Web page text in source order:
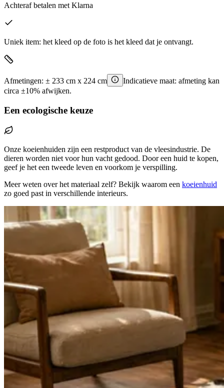
Achteraf betalen met Klarna
Uniek item: het kleed op de foto is het kleed dat je ontvangt.
Afmetingen: ± 233 cm x 224 cm
Indicatieve maat: afmeting kan
circa ±10% afwijken.
Een ecologische keuze
Onze koeienhuiden zijn een restproduct van de vleesindustrie. De
dieren worden niet voor hun vacht gedood. Door een huid te kopen,
geef je het een tweede leven en voorkom je verspilling.
Meer weten over het materiaal zelf? Bekijk waarom een koeienhuid
zo goed past in verschillende interieurs.